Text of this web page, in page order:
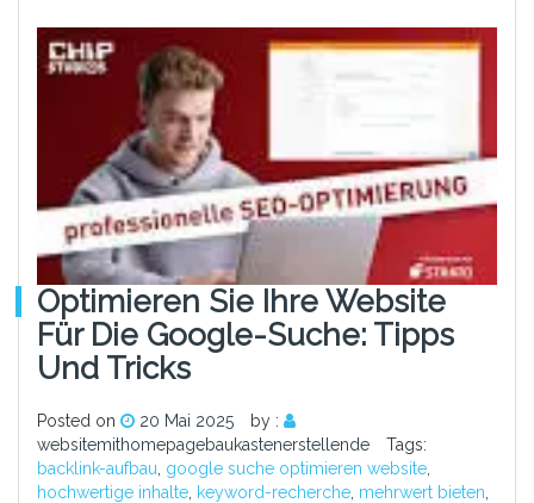
Optimieren Sie Ihre Website
Für Die Google-Suche: Tipps
Und Tricks
Posted on 20 Mai 2025
by :
websitemithomepagebaukastenerstellende
Tags:
backlink-aufbau google suche optimieren website
hochwertige inhalte keyword-recherche mehrwert bieten